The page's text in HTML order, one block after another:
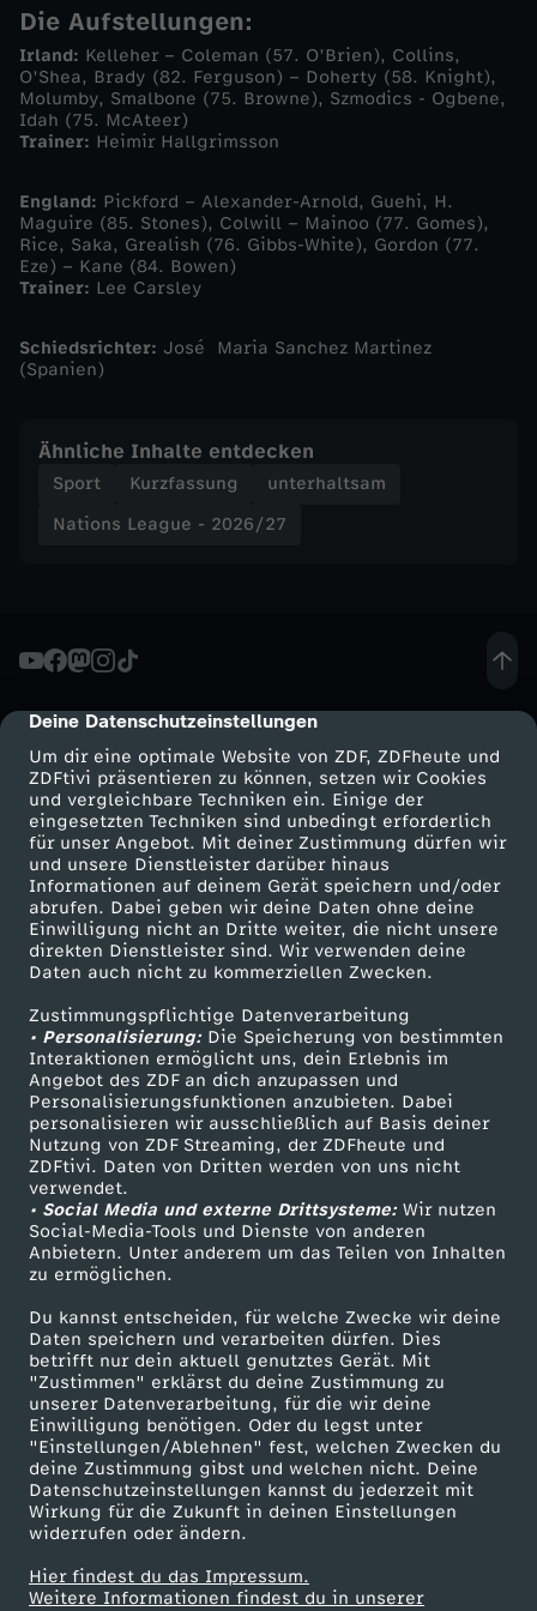
cmp-dialog-description
Deine Datenschutzeinstellungen
Um dir eine optimale Website von ZDF, ZDFheute und
ZDFtivi präsentieren zu können, setzen wir Cookies
und vergleichbare Techniken ein. Einige der
eingesetzten Techniken sind unbedingt erforderlich
für unser Angebot. Mit deiner Zustimmung dürfen wir
und unsere Dienstleister darüber hinaus
Informationen auf deinem Gerät speichern und/oder
abrufen. Dabei geben wir deine Daten ohne deine
Einwilligung nicht an Dritte weiter, die nicht unsere
direkten Dienstleister sind. Wir verwenden deine
Daten auch nicht zu kommerziellen Zwecken.
Zustimmungspflichtige Datenverarbeitung
• Personalisierung:Die Speicherung von bestimmten
Interaktionen ermöglicht uns, dein Erlebnis im
Angebot des ZDF an dich anzupassen und
Personalisierungsfunktionen anzubieten. Dabei
personalisieren wir ausschließlich auf Basis deiner
Nutzung von ZDF Streaming, der ZDFheute und
ZDFtivi. Daten von Dritten werden von uns nicht
verwendet.
• Social Media und externe Drittsysteme:Wir nutzen
Social-Media-Tools und Dienste von anderen
Anbietern. Unter anderem um das Teilen von Inhalten
zu ermöglichen.
Du kannst entscheiden, für welche Zwecke wir deine
Daten speichern und verarbeiten dürfen. Dies
betrifft nur dein aktuell genutztes Gerät. Mit
"Zustimmen" erklärst du deine Zustimmung zu
unserer Datenverarbeitung, für die wir deine
Einwilligung benötigen. Oder du legst unter
"Einstellungen/Ablehnen" fest, welchen Zwecken du
deine Zustimmung gibst und welchen nicht. Deine
Datenschutzeinstellungen kannst du jederzeit mit
Wirkung für die Zukunft in deinen Einstellungen
widerrufen oder ändern.
Hier findest du das Impressum.
Weitere Informationen findest du in unserer
a
n
d
s
c
l
ä
g
r
l
a
n
d
b
e
i
C
a
r
s
l
e
y
-
E
Die Aufstellungen:
Irland: Kelleher – Coleman (57. O’Brien), Collins,
O’Shea, Brady (82. Ferguson) – Doherty (58. Knight),
Molumby, Smalbone (75. Browne), Szmodics - Ogbene,
Idah (75. McAteer)
Trainer: Heimir Hallgrimsson
England: Pickford – Alexander-Arnold, Guehi, H.
Maguire (85. Stones), Colwill – Mainoo (77. Gomes),
Rice, Saka, Grealish (76. Gibbs-White), Gordon (77.
Eze) – Kane (84. Bowen)
Trainer: Lee Carsley
Schiedsrichter: José Maria Sanchez Martinez
(Spanien)
Ähnliche Inhalte entdecken
Sport Kurzfassung
unterhaltsam
Nations League - 2026/27
Mehr ZDF
ZDF-Apps
Smart TV
ZDFtext
Livestreams
Sendungen A-Z
TV-Programm
Service
ZDFmitreden
Kontakt zum ZDF
Tickets
Zuschauerservice
Hilfe
ZDF Unternehmen
Karriere
ZDF goes Schule
Werbefernsehen
Mainzelmännchen
Partner